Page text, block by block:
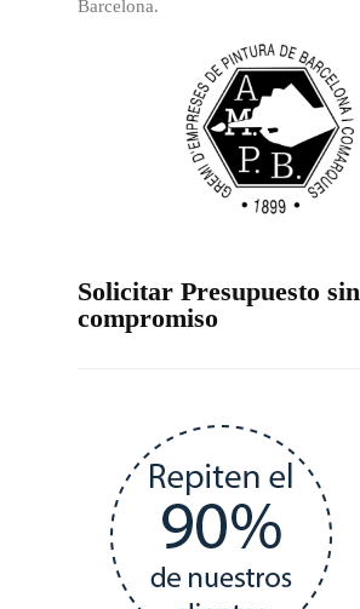
Barcelona.
Solicitar Presupuesto sin
compromiso